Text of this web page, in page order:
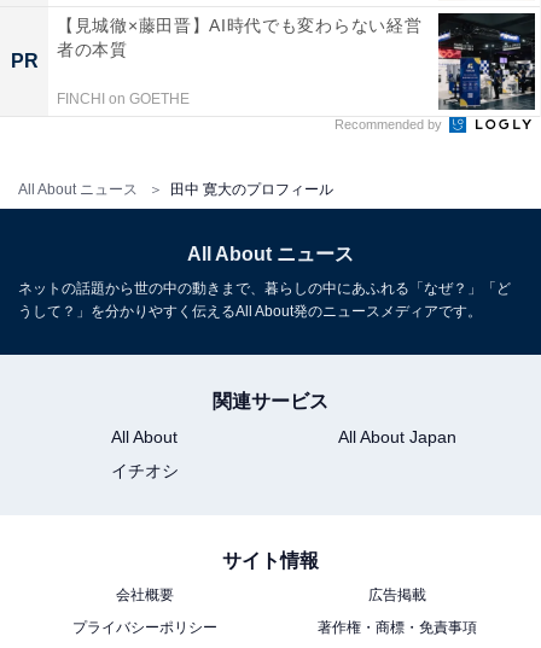
All About ニュース 田中 寛大のプロフィール
PR
【見城徹×藤田晋】AI時代でも変わらない経営
者の本質
FINCHI on GOETHE
Recommended by
All About ニュース
ネットの話題から世の中の動きまで、暮らしの中にあふれる「なぜ？」「ど
うして？」を分かりやすく伝えるAll About発のニュースメディアです。
関連サービス
All About
All About Japan
イチオシ
サイト情報
会社概要
広告掲載
プライバシーポリシー
著作権・商標・免責事項